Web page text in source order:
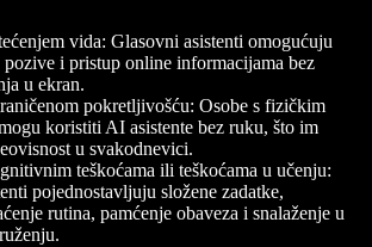
vida: Glasovni asistenti omogućuju
pozive i pristup online informacijama bez
u ekran.
pokretljivošću: Osobe s fizičkim
koristiti AI asistente bez ruku, što im
u svakodnevici.
teškoćama ili teškoćama u učenju:
pojednostavljuju složene zadatke,
rutina, pamćenje obaveza i snalaženje u